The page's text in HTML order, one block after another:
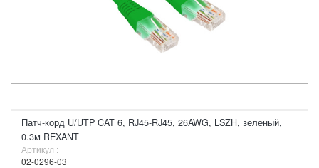
Патч-корд U/UTP CAT 6, RJ45-RJ45, 26AWG, LSZH, зеленый,
0.3м REXANT
Артикул :
02-0296-03